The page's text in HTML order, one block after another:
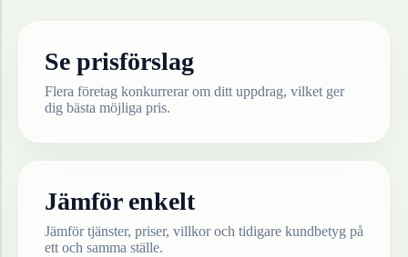
Se prisförslag
Flera företag konkurrerar om ditt uppdrag, vilket ger
dig bästa möjliga pris.
Jämför enkelt
Jämför tjänster, priser, villkor och tidigare kundbetyg på
ett och samma ställe.